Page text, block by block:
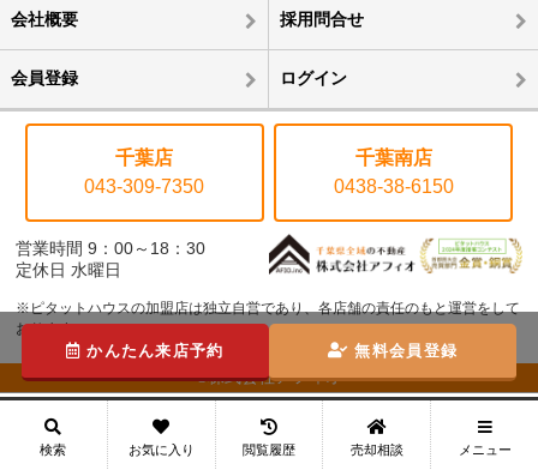
会社概要 採用問合せ
会員登録 ログイン
千葉店
043-309-7350
千葉南店
0438-38-6150
営業時間 9：00～18：30
定休日 水曜日
※ピタットハウスの加盟店は独立自営であり、各店舗の責任のもと運営をして
おります。
©株式会社アフィオ
かんたん来店予約 無料会員登録
検索 お気に入り 閲覧履歴 売却相談 メニュー